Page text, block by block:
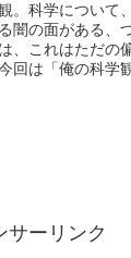
。科学について
闇の面がある、
、これはただの
回は「俺の科学
サーリンク